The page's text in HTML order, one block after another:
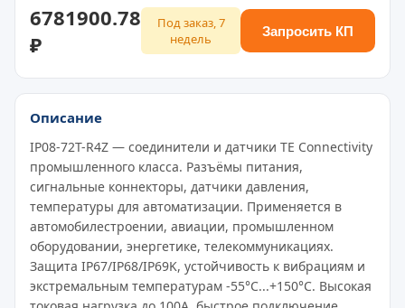
6781900.78
₽
Под заказ, 7
недель
Запросить КП
Описание
IP08-72T-R4Z — соединители и датчики TE Connectivity
промышленного класса. Разъёмы питания,
сигнальные коннекторы, датчики давления,
температуры для автоматизации. Применяется в
автомобилестроении, авиации, промышленном
оборудовании, энергетике, телекоммуникациях.
Защита IP67/IP68/IP69K, устойчивость к вибрациям и
экстремальным температурам -55°C...+150°C. Высокая